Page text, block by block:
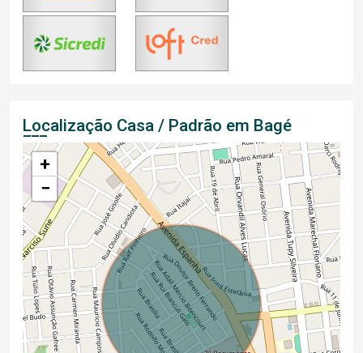
Localização Casa / Padrão em Bagé
+
−